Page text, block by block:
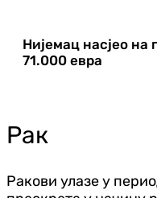
Нијемац насјео на
71.000 евра
Рак
Ракови улазе у